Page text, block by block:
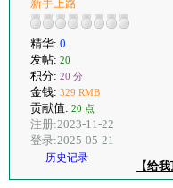
新手上路
精华: 0
发帖: 20
积分: 20 分
金钱: 329 RMB
贡献值: 20 点
注册:2023-11-22
登录:2025-05-21
历史记录
【给